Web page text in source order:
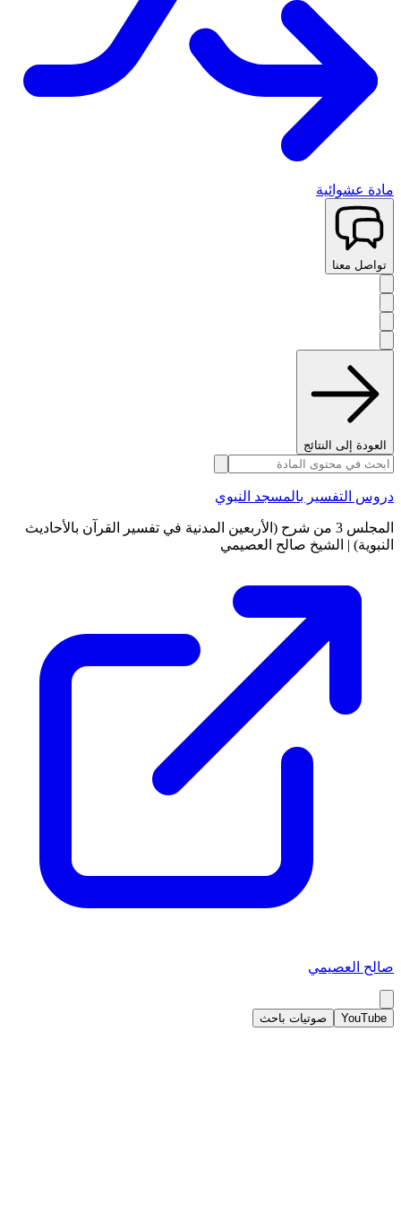
مادة عشوائية
تواصل معنا
العودة إلى النتائج
دروس التفسير بالمسجد النبوي
المجلس 3 من شرح (الأربعين المدنية في تفسير القرآن بالأحاديث
النبوية) | الشيخ صالح العصيمي
صالح العصيمي
YouTube صوتيات باحث